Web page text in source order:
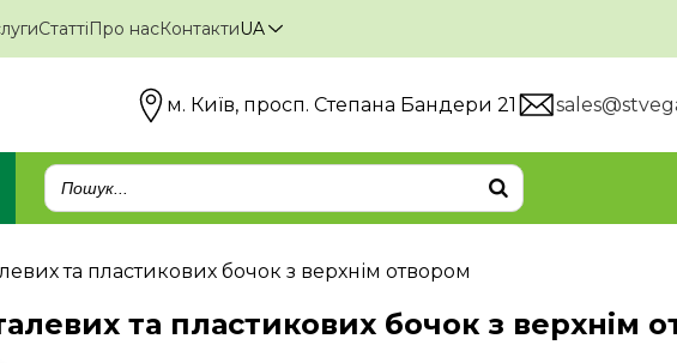
СтаттіПро насКонтактиUA
м. Київ, просп. Степана Бандери 21
та пластикових бочок з верхнім отвором
та пластикових бочок з верхнім